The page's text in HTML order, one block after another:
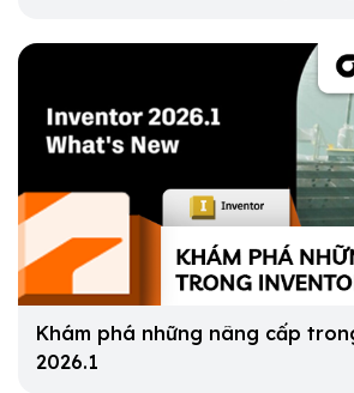
Khám phá những nâng cấp
2026.1